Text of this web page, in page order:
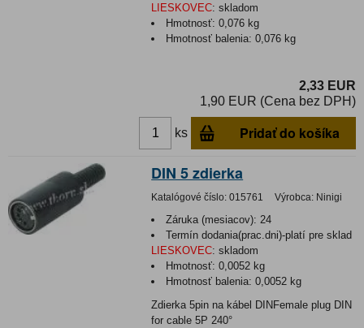
LIESKOVEC: skladom
Hmotnosť:0,076 kg
Hmotnosť balenia:0,076 kg
2,33 EUR
1,90 EUR (Cena bez DPH)
ks Pridať do košíka
DIN 5 zdierka
Katalógové číslo: 015761 Výrobca: Ninigi
Záruka (mesiacov): 24
Termín dodania(prac.dni)-platí pre sklad
LIESKOVEC: skladom
Hmotnosť:0,0052 kg
Hmotnosť balenia:0,0052 kg
Zdierka 5pin na kábel DINFemale plug DIN
for cable 5P 240°